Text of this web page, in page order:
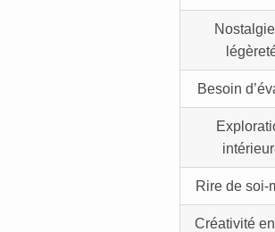
Besoin
Rire de soi-
Créativité